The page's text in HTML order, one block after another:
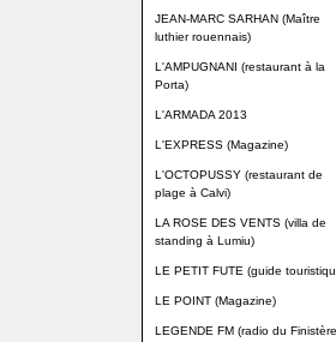
JEAN-MARC SARHAN (Maître
luthier rouennais)
L'AMPUGNANI (restaurant à la
Porta)
L'ARMADA 2013
L'EXPRESS (Magazine)
L'OCTOPUSSY (restaurant de
plage à Calvi)
LA ROSE DES VENTS (villa de
standing à Lumiu)
LE PETIT FUTE (guide
LE POINT (Magazine)
LEGENDE FM (radio du